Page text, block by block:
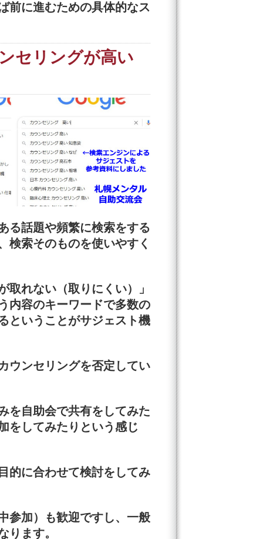
前に進むための具体的なス
セリングが高い
る話題や頻繁に検索をする
検索そのものを使いやすく
れない（取りにくい）」
内容のキーワードで多数の
ということがサジェスト機
ウンセリングを否定してい
を自助会で共有をしてみた
をしてみたりという感じ
的に合わせて検討をしてみ
参加）も歓迎ですし、一般
ります。